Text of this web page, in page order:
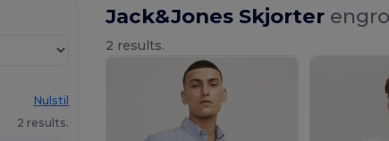
Nulstil
2 results.
Jack&Jones Skjorter
2 results.